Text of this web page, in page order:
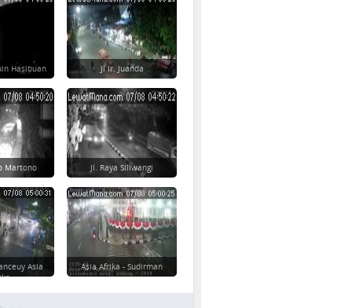
Hasibuan Jl Ir. Juanda
Martono Jl. Raya Siliwangi
Asia
Asia Afrika - Sudirman